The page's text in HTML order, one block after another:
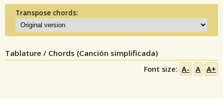
Transpose chords:
Tablature / Chords (Canción simplificada)
Font size: A- A A+